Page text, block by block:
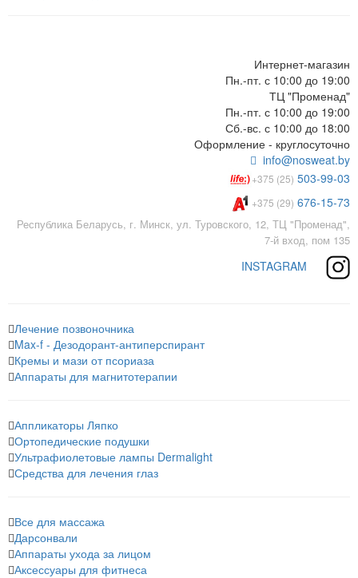
Интернет-магазин
Пн.-пт. с 10:00 до 19:00
ТЦ "Променад"
Пн.-пт. с 10:00 до 19:00
Сб.-вс. с 10:00 до 18:00
Оформление - круглосуточно
info@nosweat.by
+375 (25) 503-99-03
+375 (29) 676-15-73
Республика Беларусь, г. Минск, ул. Туровского, 12, ТЦ "Променад",
7-й вход, пом 135
INSTAGRAM
Лечение позвоночника
Max-f - Дезодорант-антиперспирант
Кремы и мази от псориаза
Аппараты для магнитотерапии
Аппликаторы Ляпко
Ортопедические подушки
Ультрафиолетовые лампы Dermalight
Средства для лечения глаз
Все для массажа
Дарсонвали
Аппараты ухода за лицом
Аксессуары для фитнеса